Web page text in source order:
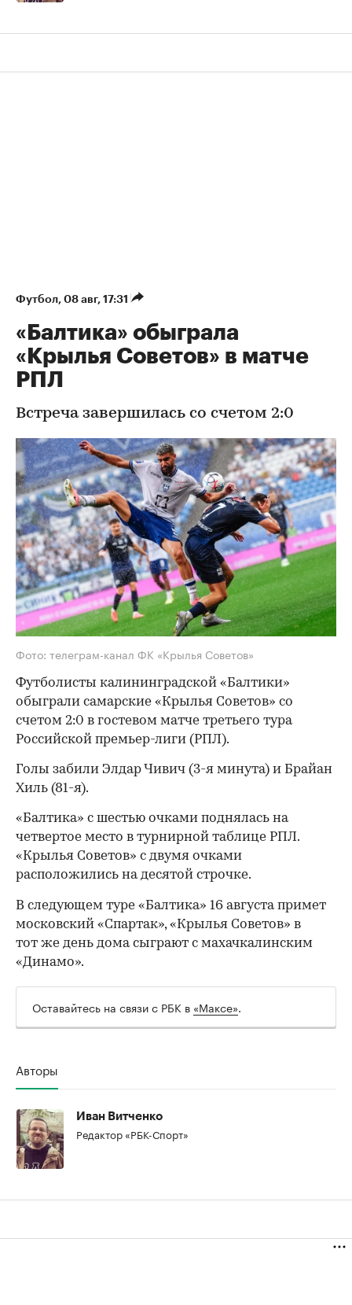
Футбол⁠, 08 авг, 17:31
«Балтика» обыграла
«Крылья Советов» в матче
РПЛ
Встреча завершилась со счетом 2:0
Фото: телеграм-канал ФК «Крылья Советов»
Футболисты калининградской «Балтики»
обыграли самарские «Крылья Советов» со
счетом 2:0 в гостевом матче третьего тура
Российской премьер-лиги (РПЛ).
Голы забили Элдар Чивич (3-я минута) и Брайан
Хиль (81-я).
«Балтика» с шестью очками поднялась на
четвертое место в турнирной таблице РПЛ.
«Крылья Советов» с двумя очками
расположились на десятой строчке.
В следующем туре «Балтика» 16 августа примет
московский «Спартак», «Крылья Советов» в
тот же день дома сыграют с махачкалинским
«Динамо».
Оставайтесь на связи с РБК в «Максе».
Авторы
Иван Витченко
Редактор «РБК-Спорт»